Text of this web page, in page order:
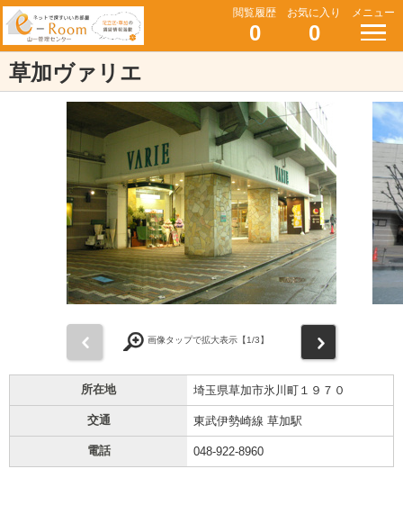
閲覧履歴
0
お気に入り
0
メニュー
草加ヴァリエ
画像タップで拡大表示【1/3】
所在地 埼玉県草加市氷川町１９７０
交通 東武伊勢崎線 草加駅
電話 048-922-8960